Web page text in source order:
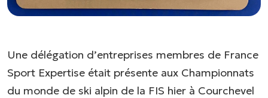
Une délégation d’entreprises membres de France
Sport Expertise était présente aux Championnats
du monde de ski alpin de la FIS hier à Courchevel